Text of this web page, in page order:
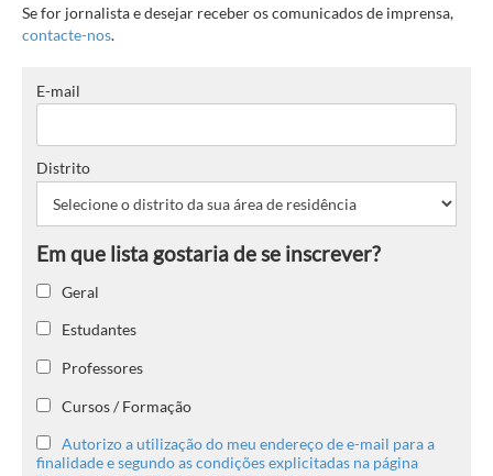
Se for jornalista e desejar receber os comunicados de imprensa,
contacte-nos.
E-mail
Distrito
Geral
Estudantes
Professores
Cursos / Formação
Autorizo a utilização do meu endereço de e-mail para a
finalidade e segundo as condições explicitadas na página